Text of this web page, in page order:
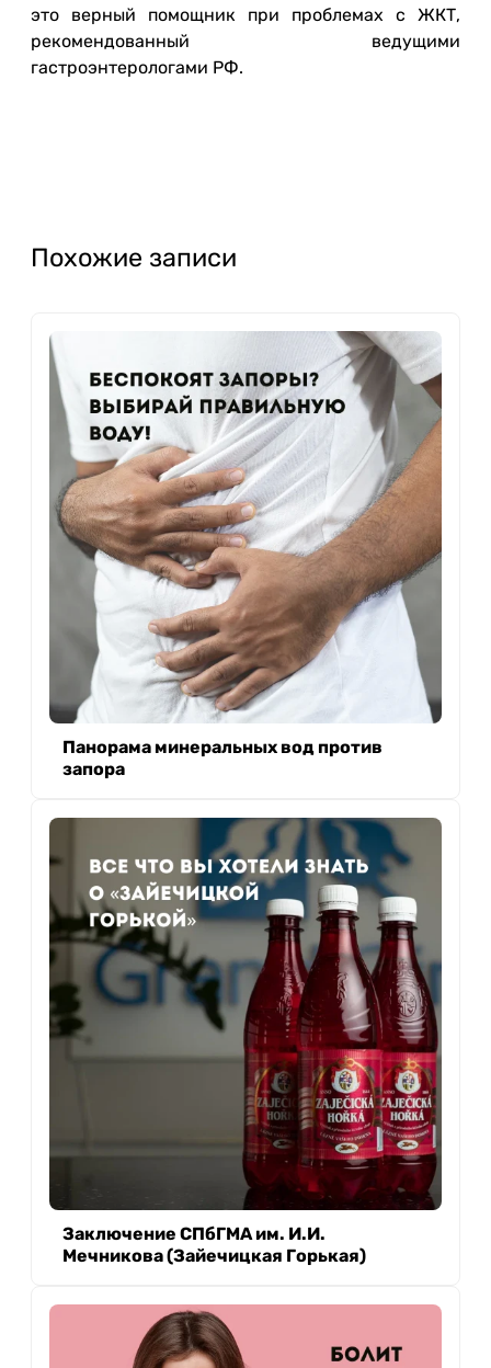
это верный помощник при проблемах с ЖКТ,
рекомендованный ведущими
гастроэнтерологами РФ.
Похожие записи
Панорама минеральных вод против
запора
Заключение СПбГМА им. И.И.
Мечникова (Зайечицкая Горькая)